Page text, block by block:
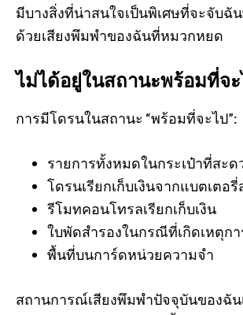
มีบางสิ่งที่น่าสนใจเป็นพิเศษที่จะจับฉั
ด้วยเสียงพึมพำของฉันที่หมวกหยด
ไม่ได้อยู่ในสถานะพร้อมที่จ
การมีโดรนในสถานะ “พร้อมที่จะไป”:
รายการทั้งหมดในกระเป๋าที่สะด
โดรนเรียกเก็บเงินจากแบตเตอรี่
รีโมทคอนโทรลเรียกเก็บเงิน
ใบพัดสำรองในกรณีที่เกิดเหตุก
พื้นที่บนการ์ดหน่วยความจำ
สถานการณ์เสียงพึมพำปัจจุบันของฉัน